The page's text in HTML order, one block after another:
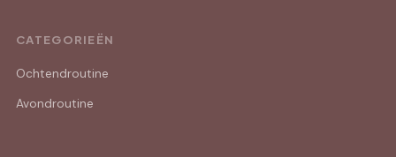
CATEGORIEËN
Ochtendroutine
Avondroutine